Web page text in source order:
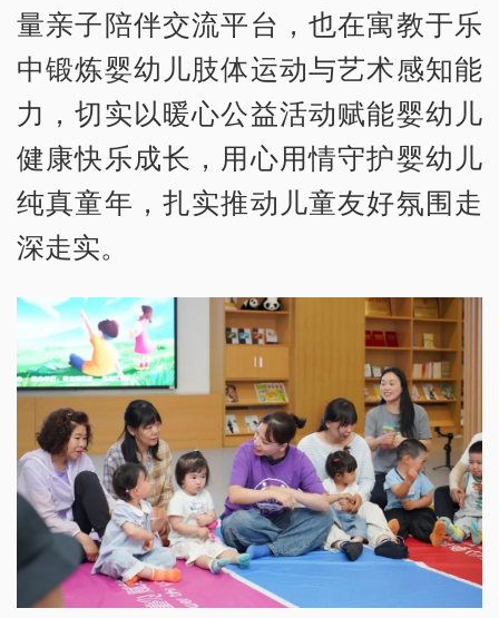
量亲子陪伴交流平台，也在寓教于乐
中锻炼婴幼儿肢体运动与艺术感知能
力，切实以暖心公益活动赋能婴幼儿
健康快乐成长，用心用情守护婴幼儿
纯真童年，扎实推动儿童友好氛围走
深走实。